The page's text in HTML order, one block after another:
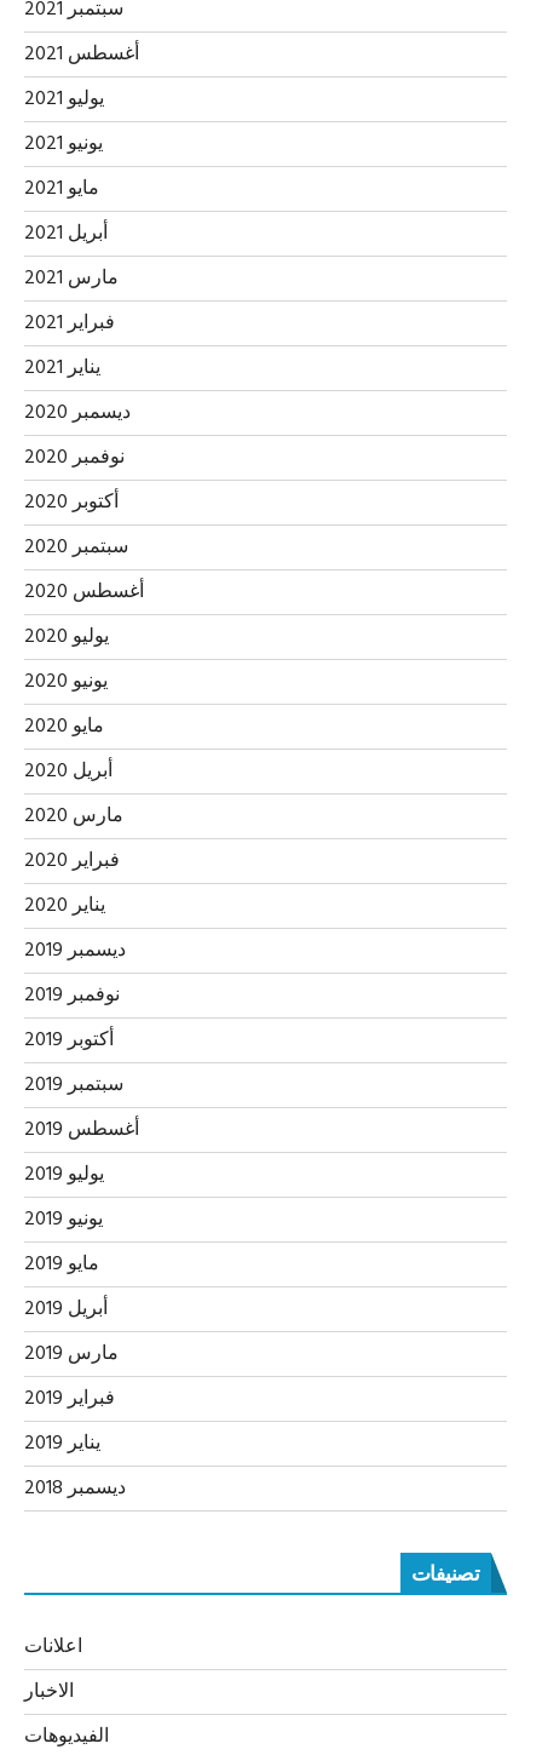
سبتمبر 2021
أغسطس 2021
يوليو 2021
يونيو 2021
مايو 2021
أبريل 2021
مارس 2021
فبراير 2021
يناير 2021
ديسمبر 2020
نوفمبر 2020
أكتوبر 2020
سبتمبر 2020
أغسطس 2020
يوليو 2020
يونيو 2020
مايو 2020
أبريل 2020
مارس 2020
فبراير 2020
يناير 2020
ديسمبر 2019
نوفمبر 2019
أكتوبر 2019
سبتمبر 2019
أغسطس 2019
يوليو 2019
يونيو 2019
مايو 2019
أبريل 2019
مارس 2019
فبراير 2019
يناير 2019
ديسمبر 2018
تصنيفات
اعلانات
الاخبار
الفيديوهات